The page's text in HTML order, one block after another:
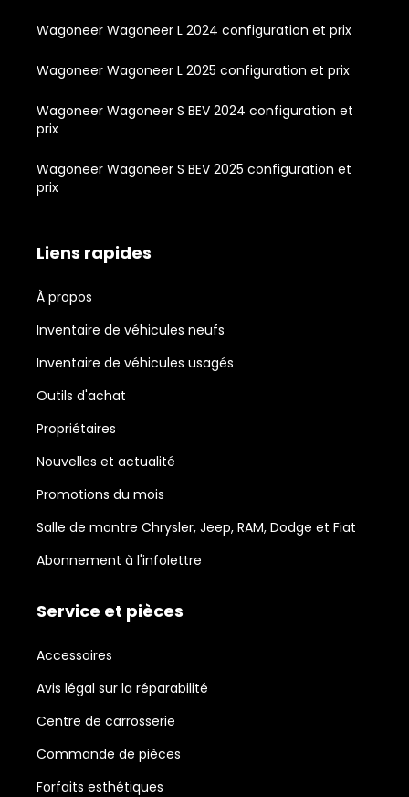
Wagoneer Wagoneer L 2024 configuration et prix
Wagoneer Wagoneer L 2025 configuration et prix
Wagoneer Wagoneer S BEV 2024 configuration et
prix
Wagoneer Wagoneer S BEV 2025 configuration et
prix
Liens rapides
À propos
Inventaire de véhicules neufs
Inventaire de véhicules usagés
Outils d'achat
Propriétaires
Nouvelles et actualité
Promotions du mois
Salle de montre Chrysler, Jeep, RAM, Dodge et Fiat
Abonnement à l'infolettre
Service et pièces
Accessoires
Avis légal sur la réparabilité
Centre de carrosserie
Commande de pièces
Forfaits esthétiques